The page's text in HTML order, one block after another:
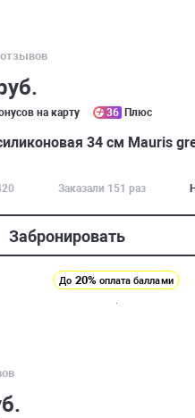
на карту 36 Плюс
34 см Mauris
Заказали 151 раз
Забронировать
До 20% оплата баллами